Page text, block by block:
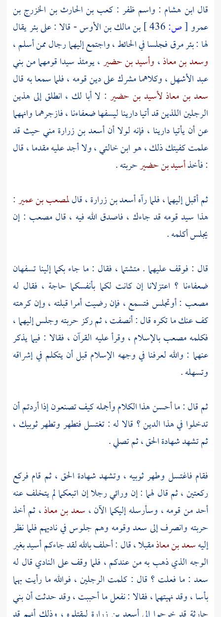
قال ابن هشام : واسم ظفر : كعب بن الحارث بن الخزرج بن
عمرو[ص: بن مالك بن الأوس- قالا : على بئر يقال
لها :بئر مرقفجلسا في الحائط ، واجتمع إليهما رجال ممن أسلم ،
وسعد بن معاذ، وأسيد بن حضير، يومئذ سيدا قومهما منبني
عبد الأشهل، وكلاهما مشرك على دين قومه ، فلما سمعا به قال
سعد بن معاذلأسيد بن حضير : لا أبا لك ، انطلق إلى هذين
الرجلين اللذين قد أتيا دارينا ليسفها ضعفاءنا ، فازجرهما وانههما
عن أن يأتيا دارينا ، فإنه لولا أنأسعد بن زرارةمني حيث قد
علمت كفيتك ذلك ، هو ابن خالتي ، ولا أجد عليه مقدما ، قال
: فأخذأسيد بن حضيرحربته .
ثم أقبل إليهما ، فلما رآهأسعد بن زرارة، قاللمصعب بن عمير:
هذا سيد قومه قد جاءك ، فاصدق الله فيه ، قالمصعب : إن
يجلس أكلمه .
قال : فوقف عليهما . متشتما ، فقال : ما جاء بكما إلينا تسفهان
ضعفاءنا ؟ اعتزلانا إن كانت لكما بأنفسكما حاجة ، فقال له
مصعب : أوتجلس فتسمع ، فإن رضيت أمرا قبلته ، وإن كرهته
كف عنك ما تكره قال : أنصفت ، ثم ركز حربته وجلس إليهما ،
فكلمهمصعببالإسلام ، وقرأ عليه القرآن ، فقالا : فيما يذكر
عنهما : والله لعرفنا في وجهه الإسلام قبل أن يتكلم في إشراقه
وتسهله .
ثم قال : ما أحسن هذا الكلام وأجمله كيف تصنعون إذا أردتم أن
تدخلوا في هذا الدين ؟ قالا له : تغتسل فتطهر وتطهر ثوبيك ،
ثم تشهد شهادة الحق ، ثم تصلي .
فقام فاغتسل وطهر ثوبيه ، وتشهد شهادة الحق ، ثم قام فركع
ركعتين ، ثم قال لهما : إن ورائي رجلا إن اتبعكما لم يتخلف عنه
أحد من قومه ، وسأرسله إليكما الآن ، سعد بن معاذ، ثم أخذ
حربته وانصرف إلىسعدوقومه وهم جلوس في ناديهم فلما نظر
إليهسعد بن معاذمقبلا ، قال : أحلف بالله لقد جاءكمأسيدبغير
الوجه الذي ذهب به من عندكم ، فلما وقف على النادي قال له
سعد : ما فعلت ؟ قال : كلمت الرجلين ، فوالله ما رأيت بهما
بأسا ، وقد نهيتهما ، فقالا : نفعل ما أحببت ، وقد حدثت أنبني